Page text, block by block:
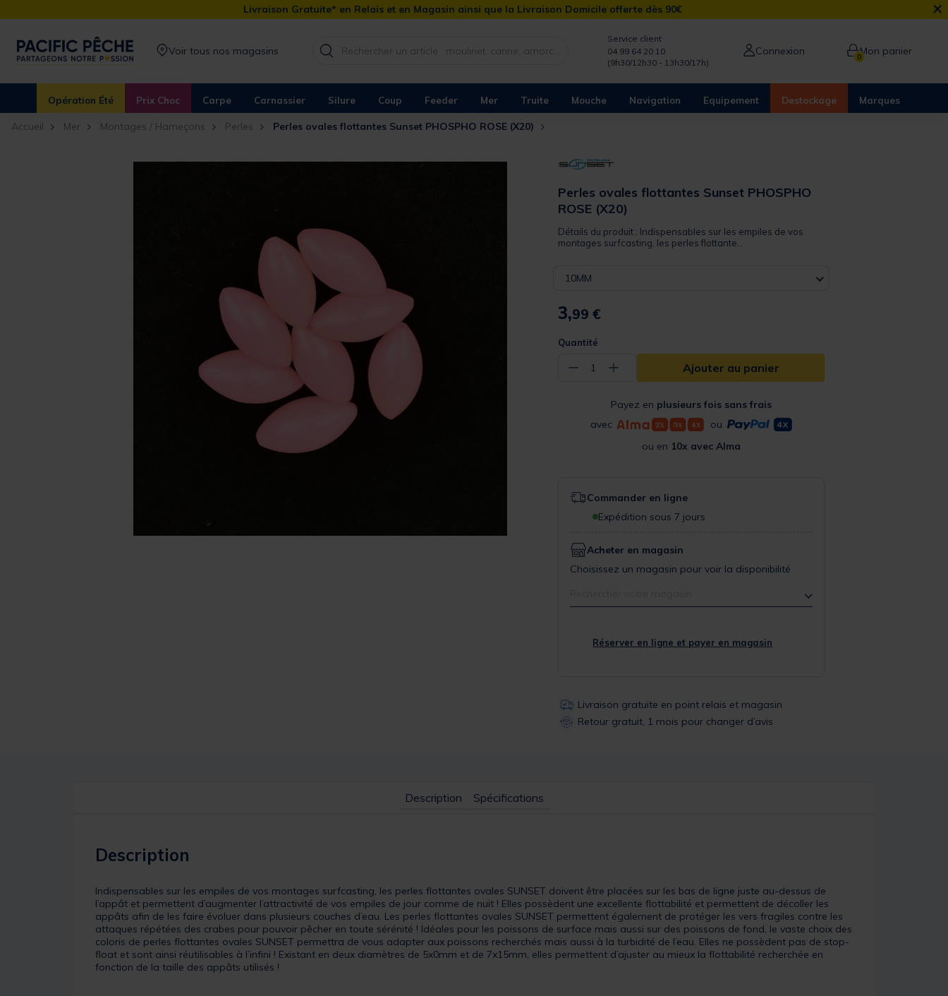
Livraison Gratuite* en Relais et en Magasin ainsi que la Livraison Domicile offerte dès 90€ ×
Voir tous nos magasins
Service client
04 99 64 20 10
(9h30/12h30 - 13h30/17h)
Connexion 0Mon panier
Opération Été Prix Choc Carpe Carnassier Silure Coup Feeder Mer Truite Mouche Navigation Equipement Destockage Marques
Accueil Mer Montages / Hameçons Perles Perles ovales flottantes Sunset PHOSPHO ROSE (X20)
Perles ovales flottantes Sunset PHOSPHO
ROSE (X20)
Détails du produit : Indispensables sur les empiles de vos
montages surfcasting, les perles flottante...
10MM
3,99 €
Quantité
− 1 + Ajouter au panier
Payez en plusieurs fois sans frais
avec
ou
ou en 10x avec Alma
Commander en ligne
Expédition sous 7 jours
Acheter en magasin
Choisissez un magasin pour voir la disponibilité
Réserver en ligne et payer en magasin
Livraison gratuite en point relais et magasin
Retour gratuit, 1 mois pour changer d’avis
Description Spécifications
Description
Indispensables sur les empiles de vos montages surfcasting, les perles flottantes ovales SUNSET doivent être placées sur les bas de ligne juste au-dessus de
l’appât et permettent d’augmenter l’attractivité de vos empiles de jour comme de nuit ! Elles possèdent une excellente flottabilité et permettent de décoller les
appâts afin de les faire évoluer dans plusieurs couches d’eau. Les perles flottantes ovales SUNSET permettent également de protéger les vers fragiles contre les
attaques répétées des crabes pour pouvoir pêcher en toute sérénité ! Idéales pour les poissons de surface mais aussi sur des poissons de fond, le vaste choix des
coloris de perles flottantes ovales SUNSET permettra de vous adapter aux poissons recherchés mais aussi à la turbidité de l’eau. Elles ne possèdent pas de stop-
float et sont ainsi réutilisables à l’infini ! Existant en deux diamètres de 5x0mm et de 7x15mm, elles permettent d’ajuster au mieux la flottabilité recherchée en
fonction de la taille des appâts utilisés !